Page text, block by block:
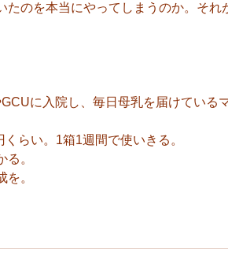
たのを本当にやってしまうのか。そ
に入院し、毎日母乳を届けている
らい。1箱1週間で使いきる。
。
。